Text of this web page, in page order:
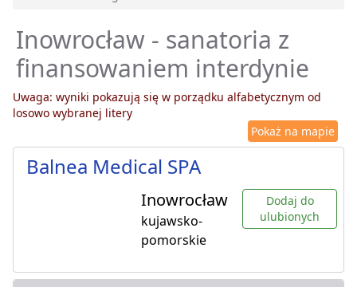
Strona główna
Inowrocław - sanatoria z
finansowaniem interdynie
Uwaga: wyniki pokazują się w porządku alfabetycznym od
losowo wybranej litery
Pokaż na mapie
Balnea Medical SPA
Inowrocław
kujawsko-
pomorskie
Dodaj do
ulubionych